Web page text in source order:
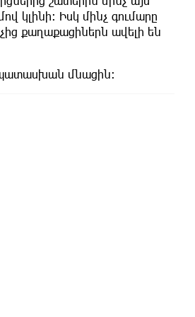
կլինի։ Իսկ մինչ գումարը
քաղաքացիներն ավելի են
մնացին։